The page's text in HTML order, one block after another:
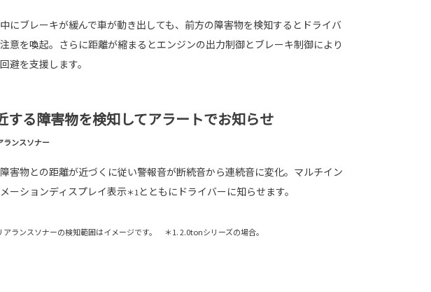
にブレーキが緩んで車が動き出しても、前方の障害物を検知するとドライバ
意を喚起。さらに距離が縮まるとエンジンの出力制御とブレーキ制御により
避を支援します。
する障害物を検知してアラートでお知らせ
ランスソナー
害物との距離が近づくに従い警報音が断続音から連続音に変化。マルチイン
ーションディスプレイ表示＊1 とともにドライバーに知らせます。
ランスソナーの検知範囲はイメージです。 ＊1. 2.0tonシリーズの場合。